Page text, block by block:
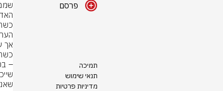
פרסם
תמיכה
תנאי שימוש
מדיניות פרטיות